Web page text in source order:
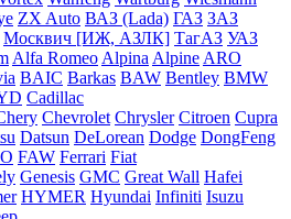
ZX Auto ВАЗ (Lada) ГАЗ ЗАЗ
Москвич [ИЖ, АЗЛК] ТагАЗ УАЗ
Alfa Romeo Alpina Alpine ARO
BAIC Barkas BAW Bentley BMW
Cadillac
Chevrolet Chrysler Citroen Cupra
Datsun DeLorean Dodge DongFeng
FAW Ferrari Fiat
Genesis GMC Great Wall Hafei
HYMER Hyundai Infiniti Isuzu